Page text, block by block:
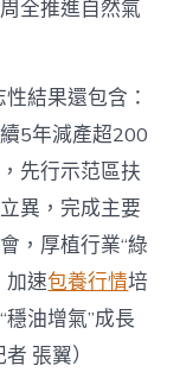
全推進自然氣
結果還包含：
5年減產超200
先行示范區扶
異，完成主要
，厚植行業“綠
加速包養行情培
油增氣”成長
張翼）